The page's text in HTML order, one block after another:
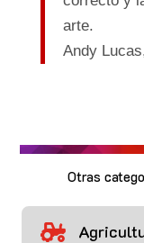
arte.
Andy
Otras
